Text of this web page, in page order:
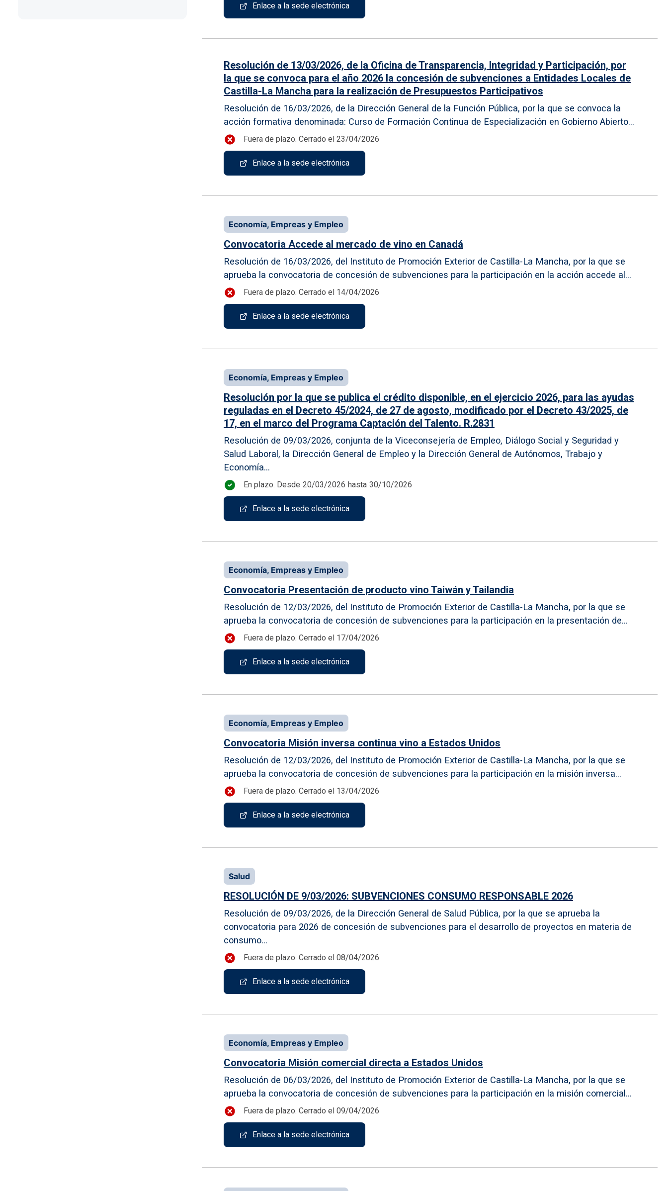
Enlace a la sede electrónica
Resolución de 13/03/2026, de la Oficina de Transparencia, Integridad y Participación, por
la que se convoca para el año 2026 la concesión de subvenciones a Entidades Locales de
Castilla-La Mancha para la realización de Presupuestos Participativos
Resolución de 16/03/2026, de la Dirección General de la Función Pública, por la que se convoca la
acción formativa denominada: Curso de Formación Continua de Especialización en Gobierno Abierto...
Fuera de plazo. Cerrado el 23/04/2026
Enlace a la sede electrónica
Economía, Empreas y Empleo
Convocatoria Accede al mercado de vino en Canadá
Resolución de 16/03/2026, del Instituto de Promoción Exterior de Castilla-La Mancha, por la que se
aprueba la convocatoria de concesión de subvenciones para la participación en la acción accede al...
Fuera de plazo. Cerrado el 14/04/2026
Enlace a la sede electrónica
Economía, Empreas y Empleo
Resolución por la que se publica el crédito disponible, en el ejercicio 2026, para las ayudas
reguladas en el Decreto 45/2024, de 27 de agosto, modificado por el Decreto 43/2025, de
17, en el marco del Programa Captación del Talento. R.2831
Resolución de 09/03/2026, conjunta de la Viceconsejería de Empleo, Diálogo Social y Seguridad y
Salud Laboral, la Dirección General de Empleo y la Dirección General de Autónomos, Trabajo y
Economía...
En plazo. Desde 20/03/2026 hasta 30/10/2026
Enlace a la sede electrónica
Economía, Empreas y Empleo
Convocatoria Presentación de producto vino Taiwán y Tailandia
Resolución de 12/03/2026, del Instituto de Promoción Exterior de Castilla-La Mancha, por la que se
aprueba la convocatoria de concesión de subvenciones para la participación en la presentación de...
Fuera de plazo. Cerrado el 17/04/2026
Enlace a la sede electrónica
Economía, Empreas y Empleo
Convocatoria Misión inversa continua vino a Estados Unidos
Resolución de 12/03/2026, del Instituto de Promoción Exterior de Castilla-La Mancha, por la que se
aprueba la convocatoria de concesión de subvenciones para la participación en la misión inversa...
Fuera de plazo. Cerrado el 13/04/2026
Enlace a la sede electrónica
Salud
RESOLUCIÓN DE 9/03/2026: SUBVENCIONES CONSUMO RESPONSABLE 2026
Resolución de 09/03/2026, de la Dirección General de Salud Pública, por la que se aprueba la
convocatoria para 2026 de concesión de subvenciones para el desarrollo de proyectos en materia de
consumo...
Fuera de plazo. Cerrado el 08/04/2026
Enlace a la sede electrónica
Economía, Empreas y Empleo
Convocatoria Misión comercial directa a Estados Unidos
Resolución de 06/03/2026, del Instituto de Promoción Exterior de Castilla-La Mancha, por la que se
aprueba la convocatoria de concesión de subvenciones para la participación en la misión comercial...
Fuera de plazo. Cerrado el 09/04/2026
Enlace a la sede electrónica